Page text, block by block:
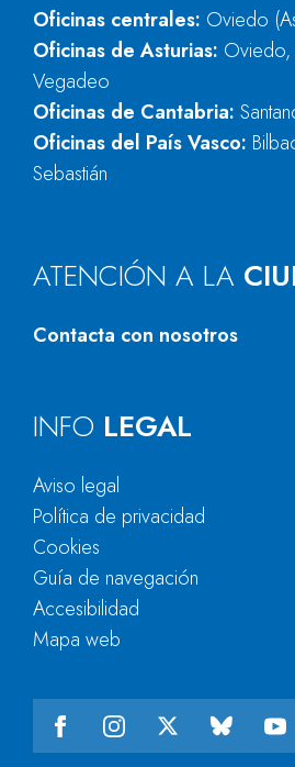
Oficinas centrales: Oviedo
Oficinas de Asturias: Oviedo,
Vegadeo
Oficinas de Cantabria:
Oficinas del País Vasco:
Sebastián
ATENCIÓN A LA
Contacta con nosotros
INFO LEGAL
Aviso legal
Política de privacidad
Cookies
Guía de navegación
Accesibilidad
Mapa web